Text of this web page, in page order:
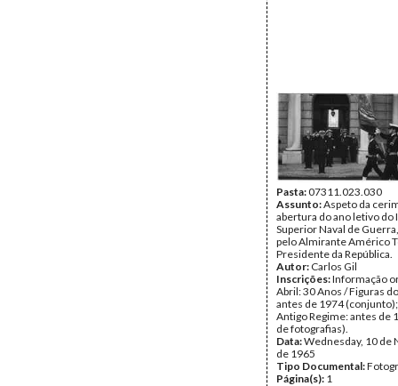
Pasta:07311.023.030
Assunto:Aspeto da
abertura do ano letivo do
Superior Naval de
pelo Almirante Américo
Presidente da República.
Autor: Carlos Gil
Inscrições:Informação
Abril: 30 Anos / Figuras
antes de 1974
Antigo Regime: antes de
de fotografias).
Data:Wednesday, 10 de
de 1965
Tipo Documental:
Página(s): 1